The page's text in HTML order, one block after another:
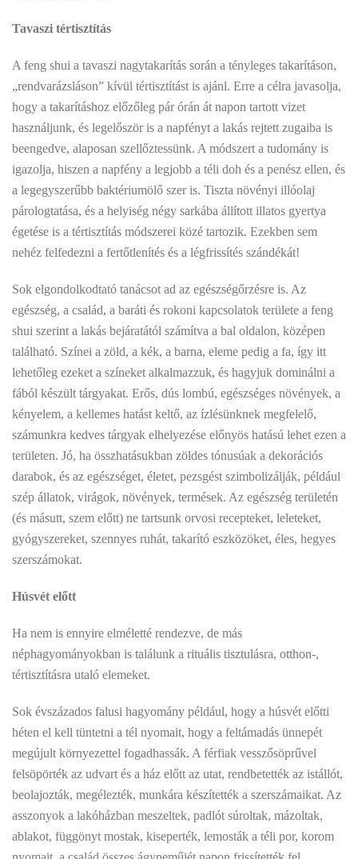
Tavaszi tértisztítás
A feng shui a tavaszi nagytakarítás során a tényleges takarításon,
„rendvarázsláson” kívül tértisztítást is ajánl. Erre a célra javasolja,
hogy a takarításhoz előzőleg pár órán át napon tartott vizet
használjunk, és legelőször is a napfényt a lakás rejtett zugaiba is
beengedve, alaposan szellőztessünk. A módszert a tudomány is
igazolja, hiszen a napfény a legjobb a téli doh és a penész ellen, és
a legegyszerűbb baktériumölő szer is. Tiszta növényi illóolaj
párologtatása, és a helyiség négy sarkába állított illatos gyertya
égetése is a tértisztítás módszerei közé tartozik. Ezekben sem
nehéz felfedezni a fertőtlenítés és a légfrissítés szándékát!
Sok elgondolkodtató tanácsot ad az egészségőrzésre is. Az
egészség, a család, a baráti és rokoni kapcsolatok területe a feng
shui szerint a lakás bejáratától számítva a bal oldalon, középen
található. Színei a zöld, a kék, a barna, eleme pedig a fa, így itt
lehetőleg ezeket a színeket alkalmazzuk, és hagyjuk dominálni a
fából készült tárgyakat. Erős, dús lombú, egészséges növények, a
kényelem, a kellemes hatást keltő, az ízlésünknek megfelelő,
számunkra kedves tárgyak elhelyezése előnyös hatású lehet ezen a
területen. Jó, ha összhatásukban zöldes tónusúak a dekorációs
darabok, és az egészséget, életet, pezsgést szimbolizálják, például
szép állatok, virágok, növények, termések. Az egészség területén
(és másutt, szem előtt) ne tartsunk orvosi recepteket, leleteket,
gyógyszereket, szennyes ruhát, takarító eszközöket, éles, hegyes
szerszámokat.
Húsvét előtt
Ha nem is ennyire elméletté rendezve, de más
néphagyományokban is találunk a rituális tisztulásra, otthon-,
tértisztításra utaló elemeket.
Sok évszázados falusi hagyomány például, hogy a húsvét előtti
héten el kell tüntetni a tél nyomait, hogy a feltámadás ünnepét
megújult környezettel fogadhassák. A férfiak vesszősöprűvel
felsöpörték az udvart és a ház előtt az utat, rendbetették az istállót,
beolajozták, megélezték, munkára készítették a szerszámaikat. Az
asszonyok a lakóházban meszeltek, padlót súroltak, mázoltak,
ablakot, függönyt mostak, kiseperték, lemosták a téli por, korom